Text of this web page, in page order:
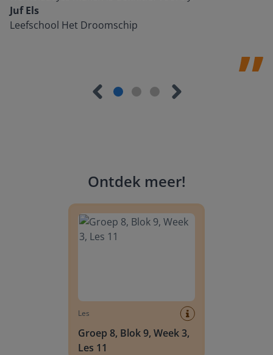
Juf Els
Leefschool Het Droomschip
Ontdek meer!
Les
Groep 8, Blok 9, Week 3,
Les 11